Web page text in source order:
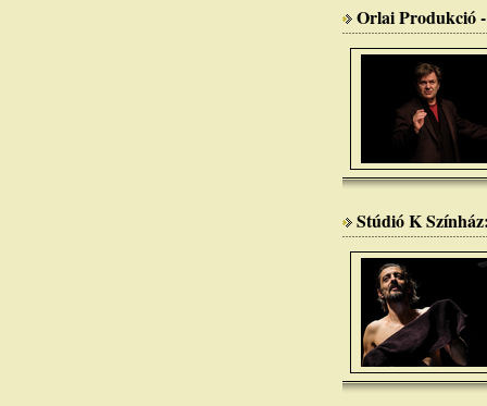
Orlai Produkció
Stúdió K